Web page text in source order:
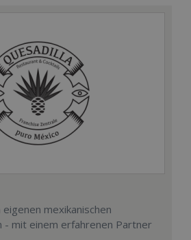
mexikanischen
- mit einem erfahrenen Partner